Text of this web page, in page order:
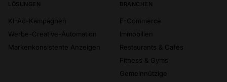
LÖSUNGEN
KI-Ad-Kampagnen
Werbe-Creative-Automation
Markenkonsistente Anzeigen
BRANCHEN
E-Commerce
Immobilien
Restaurants & Cafés
Fitness & Gyms
Gemeinnützige